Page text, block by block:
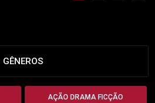
GÊNEROS
AÇÃO DRAMA FICÇÃO